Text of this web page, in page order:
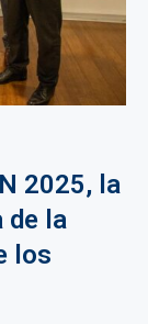
2025, la
de la
los